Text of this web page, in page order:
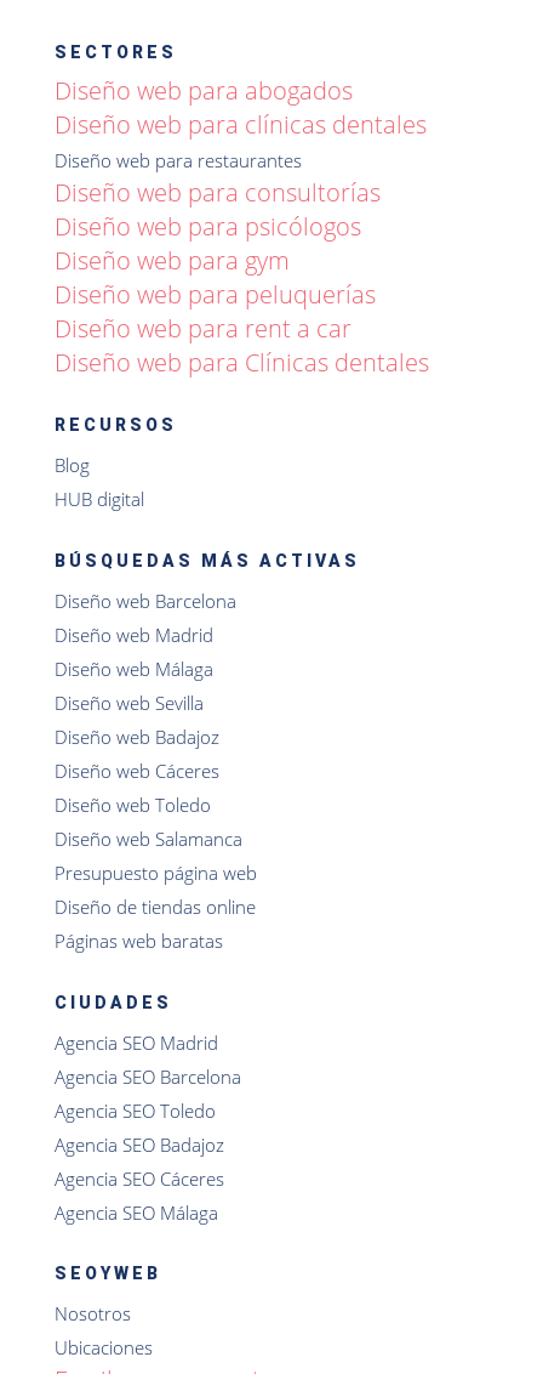
SECTORES
Diseño web para abogados
Diseño web para clínicas dentales
Diseño web para restaurantes
Diseño web para consultorías
Diseño web para psicólogos
Diseño web para gym
Diseño web para peluquerías
Diseño web para rent a car
Diseño web para Clínicas dentales
RECURSOS
Blog
HUB digital
BÚSQUEDAS MÁS ACTIVAS
Diseño web Barcelona
Diseño web Madrid
Diseño web Málaga
Diseño web Sevilla
Diseño web Badajoz
Diseño web Cáceres
Diseño web Toledo
Diseño web Salamanca
Presupuesto página web
Diseño de tiendas online
Páginas web baratas
CIUDADES
Agencia SEO Madrid
Agencia SEO Barcelona
Agencia SEO Toledo
Agencia SEO Badajoz
Agencia SEO Cáceres
Agencia SEO Málaga
SEOYWEB
Nosotros
Ubicaciones